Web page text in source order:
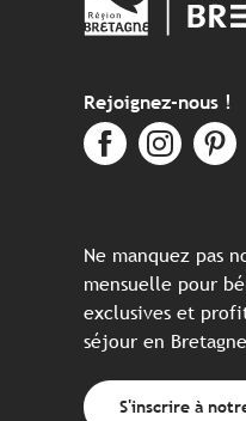
Rejoignez-nous !
Ne manquez pas
mensuelle pour
exclusives et
séjour en
S'inscrire à